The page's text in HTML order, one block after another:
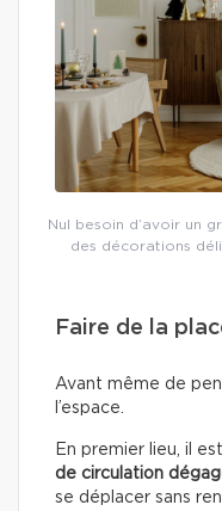
Nul besoin d’avoir un
des décorations
Faire de la
Avant même de
l’espace.
En premier lieu, il
de circulation
se déplacer sans